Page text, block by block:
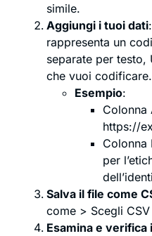
simile.
Aggiungi i tuoi dati
rappresenta un
separate per testo,
che vuoi codificare.
Esempio:
Colonna
https://
Colonna
per
Salva il file come
come > Scegli
Esamina e verifica